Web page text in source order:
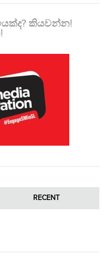
කියවන්න!
RECENT